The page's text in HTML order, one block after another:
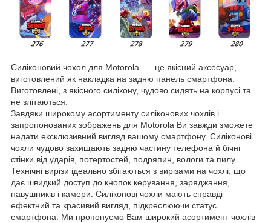
Силіконовий чохол для Motorola — це якісний аксесуар,
виготовлений як накладка на задню панель смартфона.
Виготовлені, з якісного силікону, чудово сидять на корпусі та
не злітаються.
Завдяки широкому асортименту силіконових чохлів і
запропонованих зображень для Motorola Ви завжди зможете
надати ексклюзивний вигляд вашому смартфону. Силіконові
чохли чудово захищають задню частину телефона й бічні
стінки від ударів, потертостей, подряпин, вологи та пилу.
Технічні вирізи ідеально збігаються з вирізами на чохлі, що
дає швидкий доступ до кнопок керування, заряджання,
навушників і камери. Силіконові чохли мають справді
ефектний та красивий вигляд, підкреслюючи статус
смартфона. Ми пропонуємо Вам широкий асортимент чохлів